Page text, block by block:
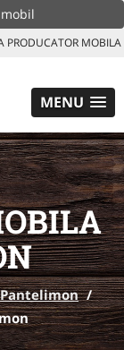
PRODUCATOR MOBILA
MENU
Pantelimon /